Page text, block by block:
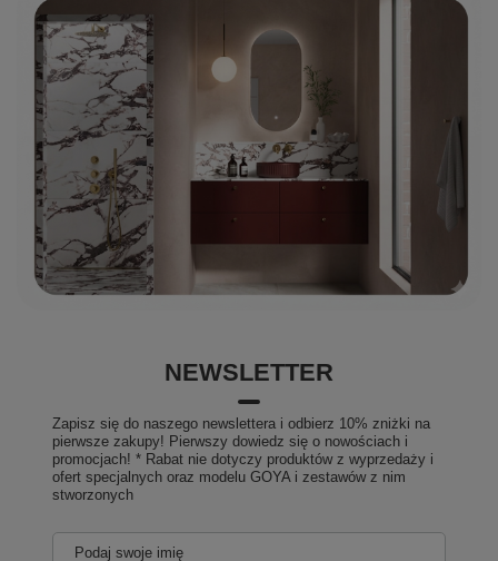
NEWSLETTER
Zapisz się do naszego newslettera i odbierz 10% zniżki na
pierwsze zakupy! Pierwszy dowiedz się o nowościach i
promocjach! * Rabat nie dotyczy produktów z wyprzedaży i
ofert specjalnych oraz modelu GOYA i zestawów z nim
stworzonych
Podaj swoje imię